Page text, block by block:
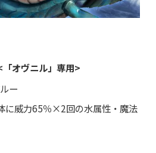
オヴニル」専用>
ー
に威力65％×2回の水属性・魔法